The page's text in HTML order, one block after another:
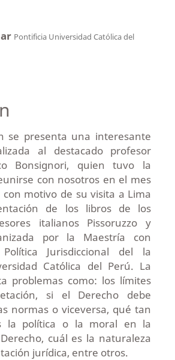
Pontificia Universidad Católica del
se presenta una interesante
al destacado profesor
Bonsignori, quien tuvo la
con nosotros en el mes
motivo de su visita a Lima
de los libros de los
italianos Pissoruzzo y
por la Maestría con
Jurisdiccional del la
Católica del Perú. La
problemas como: los límites
si el Derecho debe
normas o viceversa, qué tan
la política o la moral en la
cuál es la naturaleza
jurídica, entre otros.